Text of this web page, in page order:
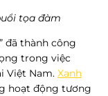
tọa đàm
đã thành công
trong việc
Việt Nam. Xanh
hoạt động tương